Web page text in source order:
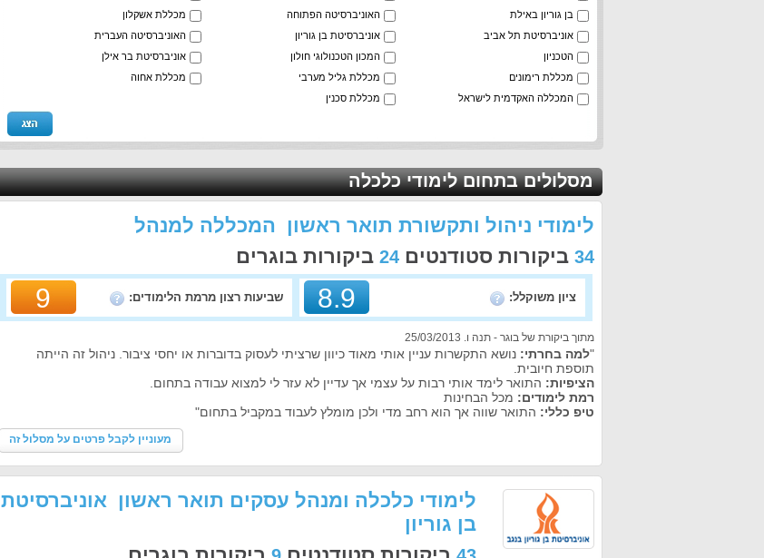
בן גוריון באילת
האוניברסיטה הפתוחה
מכללת אשקלון
אוניברסיטת תל אביב
אוניברסיטת בן גוריון
האוניברסיטה העברית
הטכניון
המכון הטכנולוגי חולון
אוניברסיטת בר אילן
מכללת רימונים
מכללת גליל מערבי
מכללת אחוה
המכללה האקדמית לישראל
מכללת סכנין
מסלולים בתחום לימודי כלכלה
לימודי ניהול ותקשורת תואר ראשון המכללה למנהל
34 ביקורות סטודנטים24 ביקורות בוגרים
ציון משוקלל: 8.9 שביעות רצון מרמת הלימודים: 9
מתוך ביקורת של בוגר - תנה ו. 25/03/2013
"למה בחרתי: נושא התקשרות עניין אותי מאוד כיוון שרציתי לעסוק בדוברות או יחסי ציבור. ניהול זה הייתה
תוספת חיובית.
הציפיות: התואר לימד אותי רבות על עצמי אך עדיין לא עזר לי למצוא עבודה בתחום.
רמת לימודים: מכל הבחינות
טיפ כללי: התואר שווה אך הוא רחב מדי ולכן מומלץ לעבוד במקביל בתחום"
מעוניין לקבל פרטים על מסלול זה
לימודי כלכלה ומנהל עסקים תואר ראשון אוניברסיטת
בן גוריון